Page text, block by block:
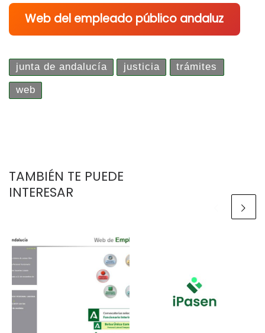
Web del empleado público andaluz
junta de andalucía justicia trámites
web
TAMBIÉN TE PUEDE
INTERESAR